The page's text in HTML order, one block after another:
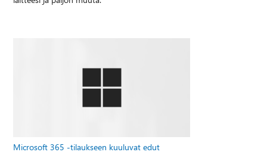
Microsoft 365 -tilaukseen kuuluvat edut